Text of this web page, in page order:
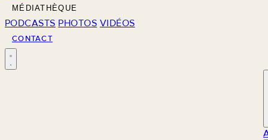
MÉDIATHÈQUE
PODCASTS PHOTOS VIDÉOS
CONTACT